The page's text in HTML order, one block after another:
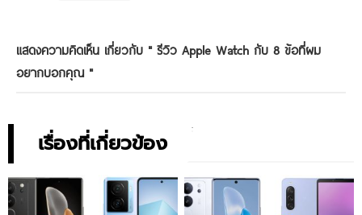
แสดงความคิดเห็น เกี่ยวกับ " รีวิว Apple Watch กับ 8 ข้อที่ผม
อยากบอกคุณ"
เรื่องที่เกี่ยวข้อง